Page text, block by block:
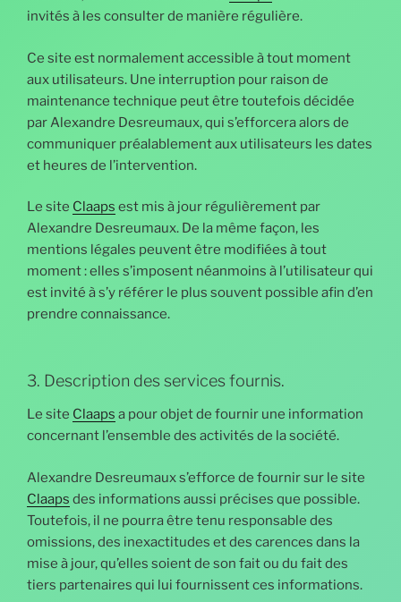
invités à les consulter de manière régulière.
Ce site est normalement accessible à tout moment
aux utilisateurs. Une interruption pour raison de
maintenance technique peut être toutefois décidée
par Alexandre Desreumaux, qui s’efforcera alors de
communiquer préalablement aux utilisateurs les dates
et heures de l’intervention.
Le site Claaps est mis à jour régulièrement par
Alexandre Desreumaux. De la même façon, les
mentions légales peuvent être modifiées à tout
moment : elles s’imposent néanmoins à l’utilisateur qui
est invité à s’y référer le plus souvent possible afin d’en
prendre connaissance.
3. Description des services fournis.
Le site Claaps a pour objet de fournir une information
concernant l’ensemble des activités de la société.
Alexandre Desreumaux s’efforce de fournir sur le site
Claaps des informations aussi précises que possible.
Toutefois, il ne pourra être tenu responsable des
omissions, des inexactitudes et des carences dans la
mise à jour, qu’elles soient de son fait ou du fait des
tiers partenaires qui lui fournissent ces informations.